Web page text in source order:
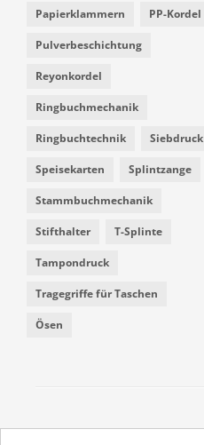
Papierklammern PP-Kordel
Pulverbeschichtung
Reyonkordel
Ringbuchmechanik
Ringbuchtechnik Siebdruck
Speisekarten Splintzange
Stammbuchmechanik
Stifthalter T-Splinte
Tampondruck
Tragegriffe für Taschen
Ösen